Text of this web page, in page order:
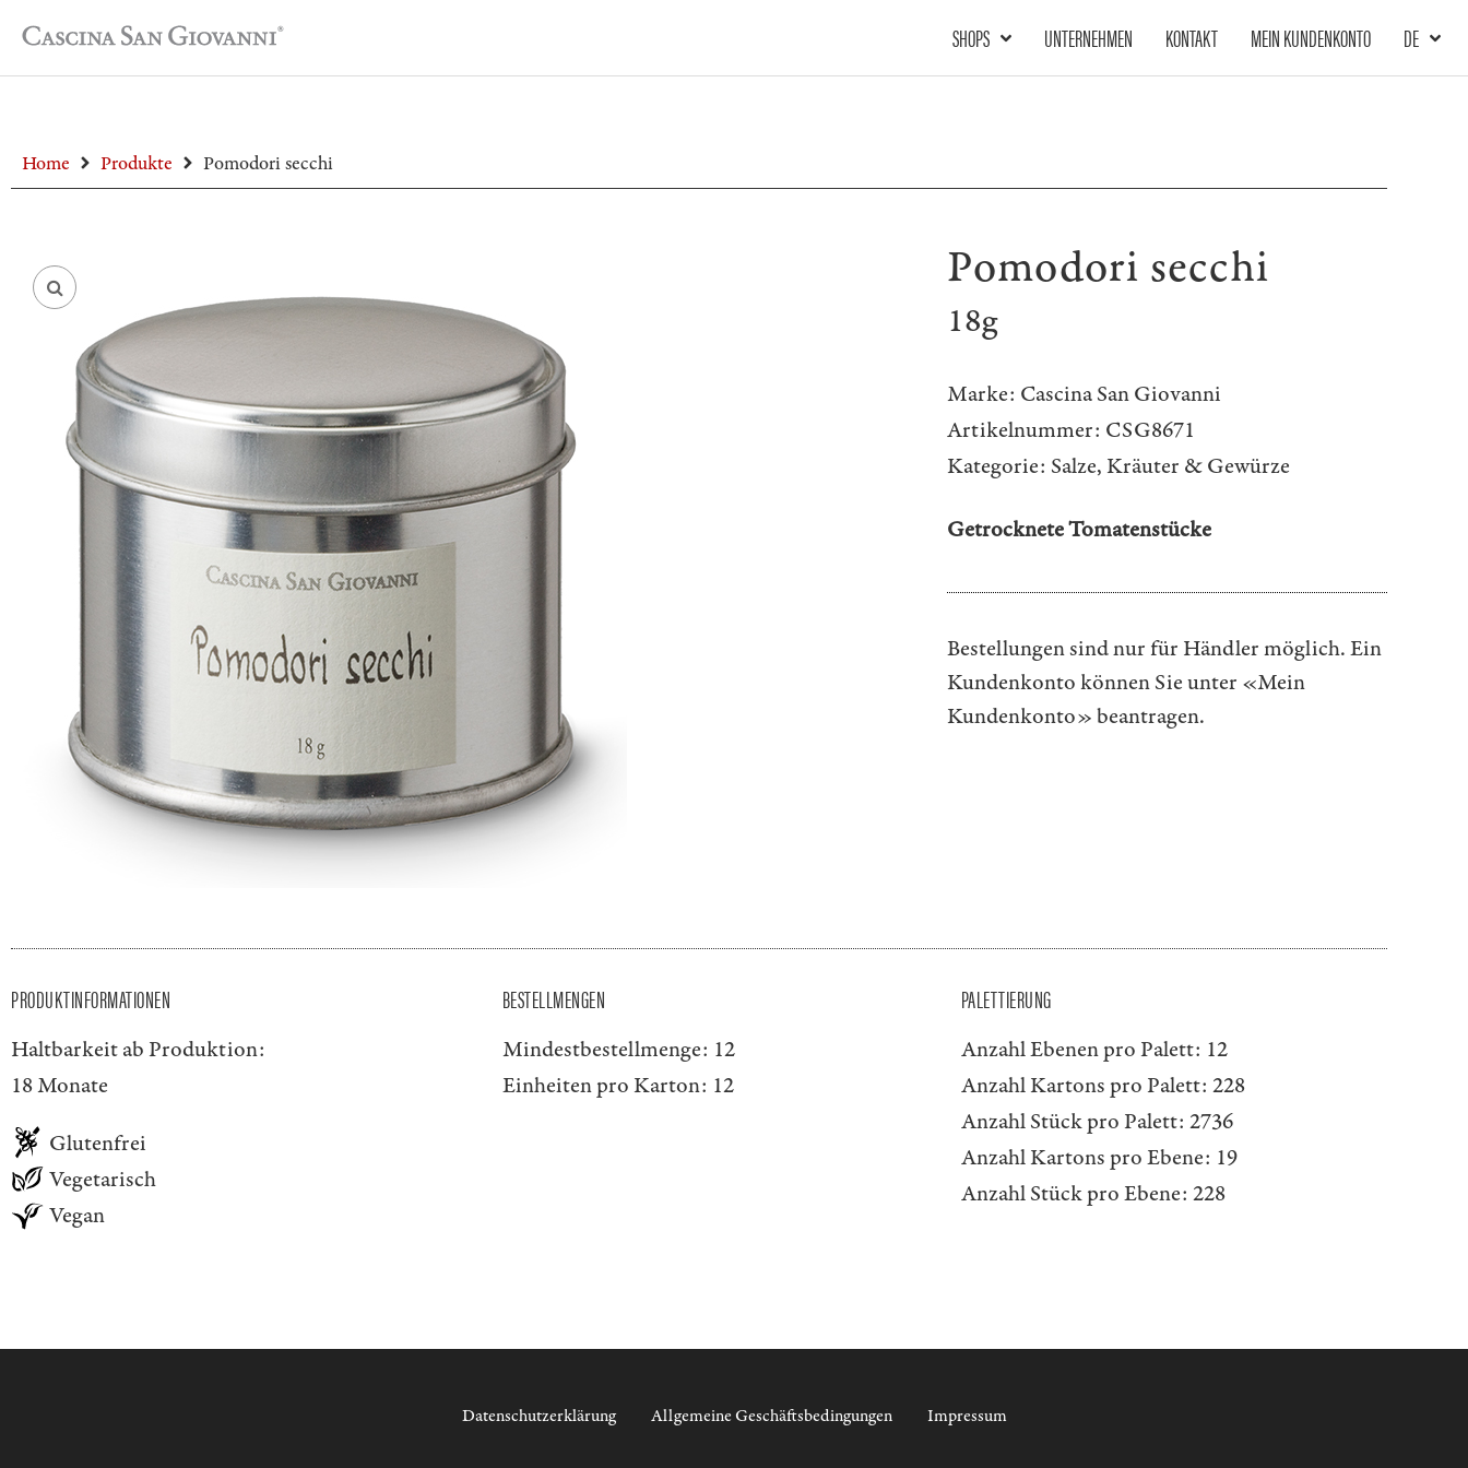
SHOPS UNTERNEHMEN KONTAKT MEIN KUNDENKONTO DE
Home Produkte Pomodori secchi
Pomodori secchi
18g
Marke: Cascina San Giovanni
Artikelnummer: CSG8671
Kategorie: Salze, Kräuter & Gewürze
Getrocknete Tomatenstücke
Bestellungen sind nur für Händler möglich. Ein
Kundenkonto können Sie unter «Mein
Kundenkonto»beantragen.
PRODUKTINFORMATIONEN
Haltbarkeit ab Produktion:
18 Monate
Glutenfrei
Vegetarisch
Vegan
BESTELLMENGEN
Mindestbestellmenge: 12
Einheiten pro Karton: 12
PALETTIERUNG
Anzahl Ebenen pro Palett: 12
Anzahl Kartons pro Palett: 228
Anzahl Stück pro Palett: 2736
Anzahl Kartons pro Ebene: 19
Anzahl Stück pro Ebene: 228
Datenschutzerklärung Allgemeine Geschäftsbedingungen Impressum